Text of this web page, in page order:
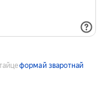
формай зваротнай